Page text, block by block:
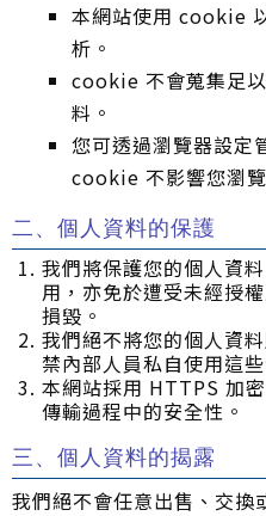
本網站使用 cookie
析。
cookie 不會蒐集足
料。
您可透過瀏覽器設
cookie 不影響您瀏
二、個人資料的保護
我們將保護您的個人資
用，亦免於遭受未經授
損毀。
我們絕不將您的個人資
禁內部人員私自使用這
本網站採用 HTTPS 加
傳輸過程中的安全性。
三、個人資料的揭露
我們絕不會任意出售、交換